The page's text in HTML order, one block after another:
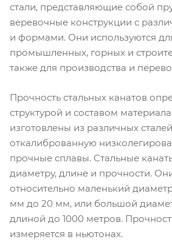
стали, представляющие собой
веревочные конструкции с
и формами. Они используются
промышленных, горных и
также для производства и
Прочность стальных канатов
структурой и составом
изготовлены из различных
откалиброванную
прочные сплавы. Стальные
диаметру, длине и прочности.
относительно маленький
мм до 20 мм, или большой
длиной до 1000 метров.
измеряется в ньютонах.